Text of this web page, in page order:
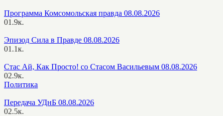
Программа Комсомольская правда 08.08.2026
01.9к.
Эпизод Сила в Правде 08.08.2026
01.1к.
Стас Ай, Как Просто! со Стасом Васильевым 08.08.2026
02.9к.
Политика
Передача УДнБ 08.08.2026
02.5к.